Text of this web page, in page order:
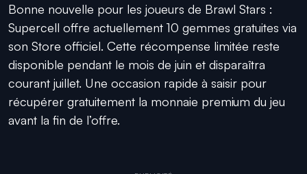
Bonne nouvelle pour les joueurs de Brawl Stars :
Supercell offre actuellement 10 gemmes gratuites via
son Store officiel. Cette récompense limitée reste
disponible pendant le mois de juin et disparaîtra
courant juillet. Une occasion rapide à saisir pour
récupérer gratuitement la monnaie premium du jeu
avant la fin de l’offre.